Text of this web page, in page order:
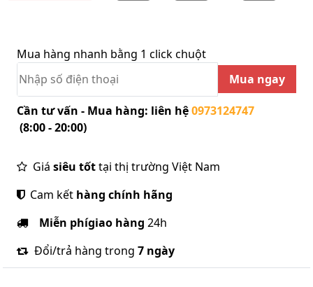
Mua hàng nhanh bằng 1 click chuột
Mua ngay
Cần tư vấn - Mua hàng: liên hệ0973124747
(8:00 - 20:00)
Giá siêu tốttại thị trường Việt Nam
Cam kết hàng chính hãng
Miễn phígiao hàng 24h
Đổi/trả hàng trong 7 ngày